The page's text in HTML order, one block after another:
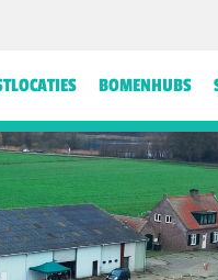
BOMENHUBS